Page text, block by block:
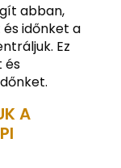
abban,
időnket a
Ez
és
A